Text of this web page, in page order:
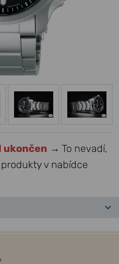
ukončen → To nevadí,
v nabídce